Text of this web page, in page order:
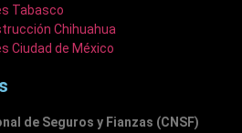
Tabasco
Chihuahua
Ciudad de México
de Seguros y Fianzas (CNSF)